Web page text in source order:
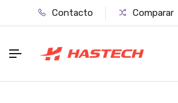
Contacto Comparar